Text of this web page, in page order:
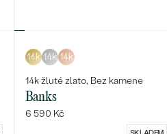
14k 14k 14k
14k žluté zlato, Bez kamene
Banks
6 590 Kč